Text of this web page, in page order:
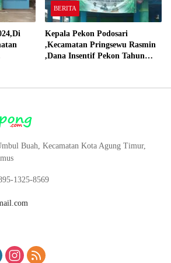
BERITA
Kepala Pekon Podosari
,Kecamatan Pringsewu Rasmin
,Dana Insentif Pekon Tahun
Buah, Kecamatan Kota Agung Timur,
1325-8569